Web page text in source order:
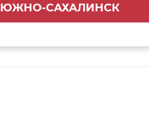
ЮЖНО-САХАЛИНСК
По городу:1000 руб.
Самовывоз: